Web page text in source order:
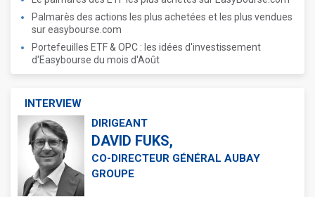
Palmarès des actions les plus achetées et les plus vendues
sur easybourse.com
Portefeuilles ETF & OPC : les idées d'investissement
d'Easybourse du mois d'Août
INTERVIEW
DIRIGEANT
DAVID FUKS,
CO-DIRECTEUR GÉNÉRAL AUBAY
GROUPE